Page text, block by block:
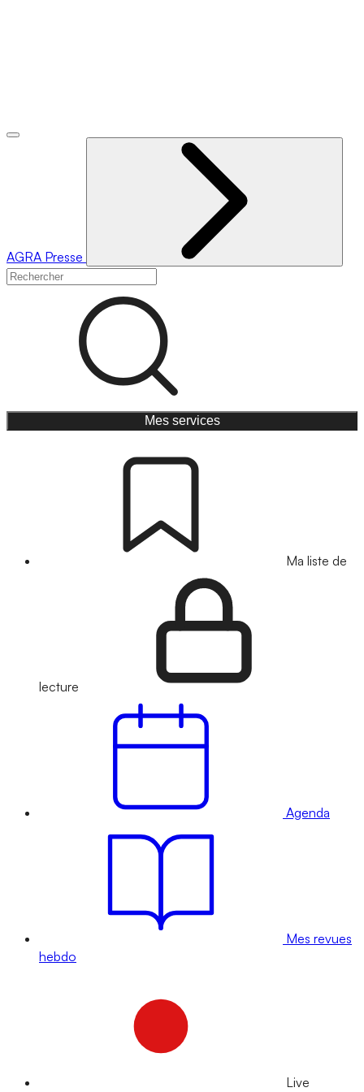
AGRA Presse
Mes services
Ma liste de
lecture
Agenda
Mes revues
hebdo
Live